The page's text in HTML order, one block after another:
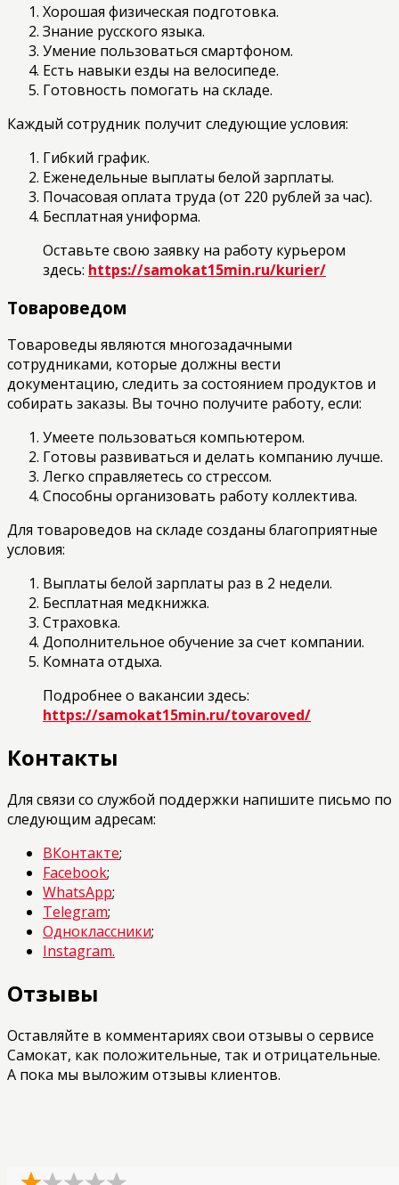
Хорошая физическая подготовка.
Знание русского языка.
Умение пользоваться смартфоном.
Есть навыки езды на велосипеде.
Готовность помогать на складе.
Каждый сотрудник получит следующие условия:
Гибкий график.
Еженедельные выплаты белой зарплаты.
Почасовая оплата труда (от 220 рублей за час).
Бесплатная униформа.
Оставьте свою заявку на работу курьером
здесь: https://samokat15min.ru/kurier/
Товароведом
Товароведы являются многозадачными
сотрудниками, которые должны вести
документацию, следить за состоянием продуктов и
собирать заказы. Вы точно получите работу, если:
Умеете пользоваться компьютером.
Готовы развиваться и делать компанию лучше.
Легко справляетесь со стрессом.
Способны организовать работу коллектива.
Для товароведов на складе созданы благоприятные
условия:
Выплаты белой зарплаты раз в 2 недели.
Бесплатная медкнижка.
Страховка.
Дополнительное обучение за счет компании.
Комната отдыха.
Подробнее о вакансии здесь:
https://samokat15min.ru/tovaroved/
Контакты
Для связи со службой поддержки напишите письмо по
следующим адресам:
ВКонтакте;
Facebook;
WhatsApp;
Telegram;
Одноклассники;
Instagram.
Отзывы
Оставляйте в комментариях свои отзывы о сервисе
Самокат, как положительные, так и отрицательные.
А пока мы выложим отзывы клиентов.